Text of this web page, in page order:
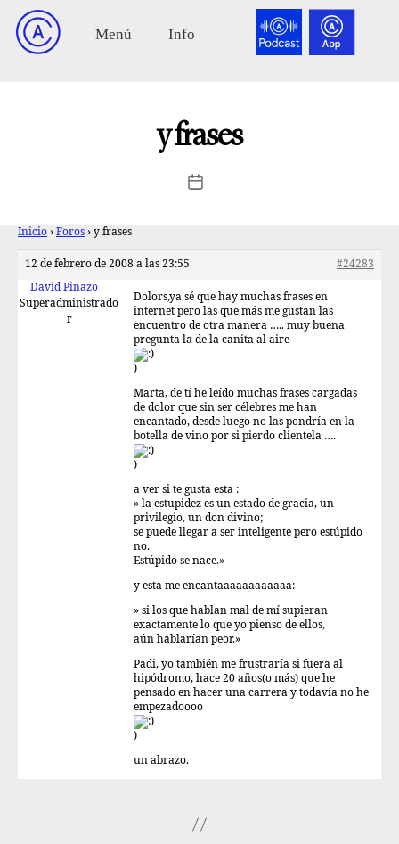
y frases
Inicio › Foros › y frases
12 de febrero de 2008 a las 23:55
#24283
David Pinazo
Superadministrado
r
Dolors,ya sé que hay muchas frases en
internet pero las que más me gustan las
encuentro de otra manera ….. muy buena
pregunta la de la canita al aire
)
Marta, de tí he leído muchas frases cargadas
de dolor que sin ser célebres me han
encantado, desde luego no las pondría en la
botella de vino por si pierdo clientela ….
)
a ver si te gusta esta :
» la estupidez es un estado de gracia, un
privilegio, un don divino;
se puede llegar a ser inteligente pero estúpido
no.
Estúpido se nace.»
y esta me encantaaaaaaaaaaaa:
» si los que hablan mal de mí supieran
exactamente lo que yo pienso de ellos,
aún hablarían peor.»
Padi, yo también me frustraría si fuera al
hipódromo, hace 20 años(o más) que he
pensado en hacer una carrera y todavía no he
empezadoooo
)
un abrazo.